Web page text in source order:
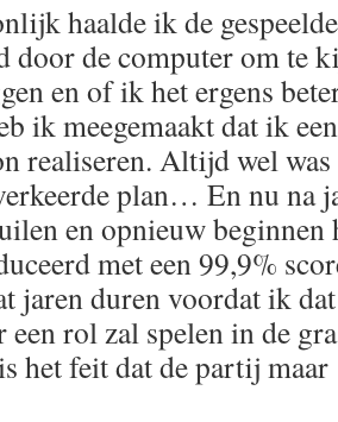
haalde ik de
door de computer om te
en of ik het ergens
ik meegemaakt dat ik
realiseren. Altijd wel
plan… En nu na
en opnieuw
met een 99,9%
jaren duren voordat ik
een rol zal spelen in de
het feit dat de partij